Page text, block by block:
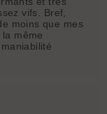
vifs. Bref,
moins que mes
même